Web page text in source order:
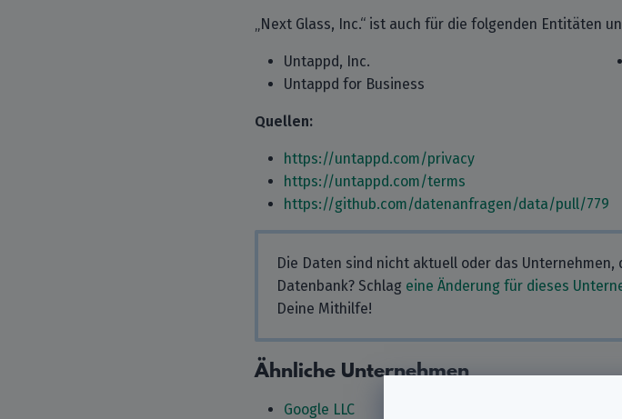
„Next Glass, Inc.“ ist auch für die folgenden Entitäten
Untappd, Inc.
Untappd for Business
Quellen:
https://untappd.com/privacy
https://untappd.com/terms
https://github.com/datenanfragen/data/pull/779
Die Daten sind nicht aktuell oder das
Datenbank? Schlag eine Änderung für dieses
Deine Mithilfe!
Ähnliche Unternehmen
Google LLC